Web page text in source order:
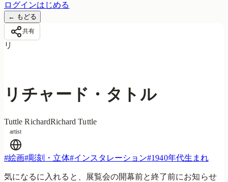
ログインはじめる
← もどる
共有
リ
リチャード・タトル
Tuttle RichardRichard Tuttle
artist
#絵画#彫刻・立体#インスタレーション#1940年代生まれ
気になるに入れると、展覧会の開幕前と終了前にお知らせ